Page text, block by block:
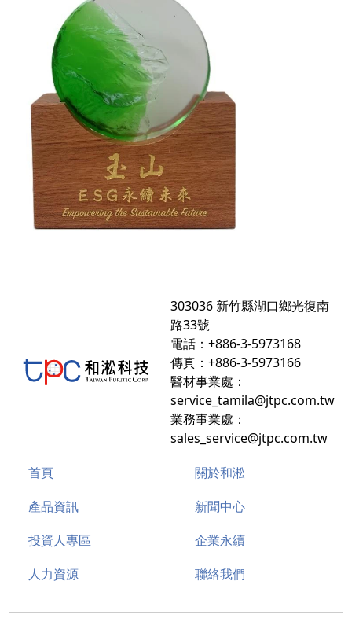
303036 新竹縣湖口鄉光復南
路33號
電話：+886-3-5973168
傳真：+886-3-5973166
醫材事業處：
service_tamila@jtpc.com.tw
業務事業處：
sales_service@jtpc.com.tw
首頁
關於和淞
產品資訊
新聞中心
投資人專區
企業永續
人力資源
聯絡我們